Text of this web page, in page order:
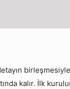
birleşmesiyle
kalır. İlk